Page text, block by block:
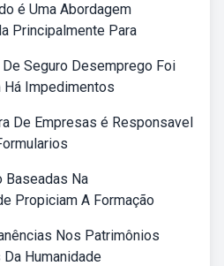
é Uma Abordagem
Principalmente Para
Seguro Desemprego Foi
Há Impedimentos
De Empresas é Responsavel
Baseadas Na
Propiciam A Formação
Nos Patrimônios
Humanidade